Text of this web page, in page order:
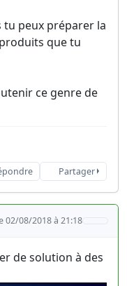
tu peux préparer la
que tu
ce genre de
Partager
02/08/2018 à 21:18
de solution à des